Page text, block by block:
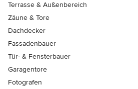
Terrasse & Außenbereich
Zäune & Tore
Dachdecker
Fassadenbauer
Tür- & Fensterbauer
Garagentore
Fotografen